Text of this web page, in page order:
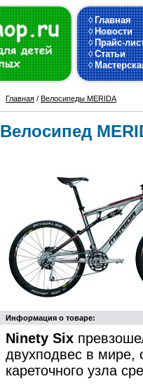
◊Главная
◊Новости
◊Прайс-
◊Статьи
◊
Главная / Велосипеды MERIDA
Велосипед
Информация о товаре:
Ninety Six
двухподвес в мире,
кареточного узла